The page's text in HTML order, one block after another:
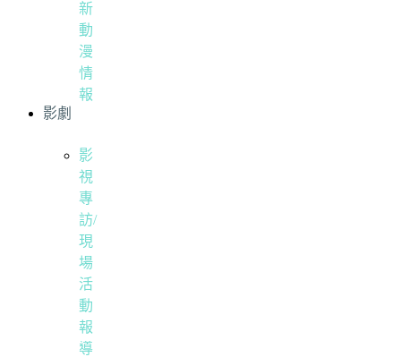
新
動
漫
情
報
影劇
影
視
專
訪/
現
場
活
動
報
導